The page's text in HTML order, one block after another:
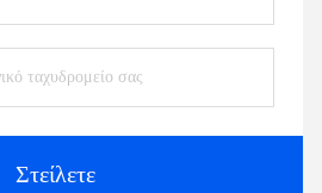
Στείλετε